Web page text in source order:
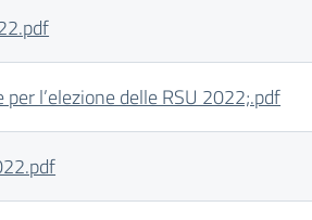
l’elezione delle RSU 2022;.pdf